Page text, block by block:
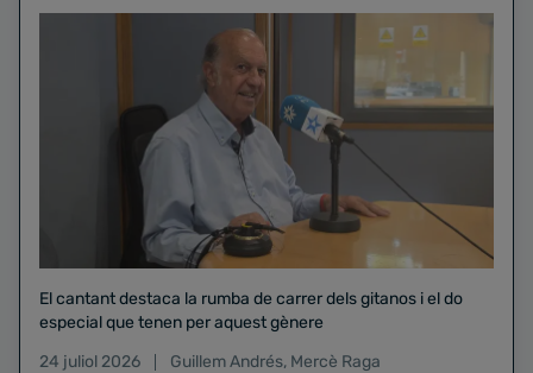
El cantant destaca la rumba de carrer dels gitanos i el do
especial que tenen per aquest gènere
24 juliol 2026
Guillem Andrés, Mercè Raga